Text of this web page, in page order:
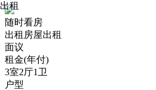
随时看房
出租 房屋出租
面议
租金(年付)
3室2厅1卫
户型
出租